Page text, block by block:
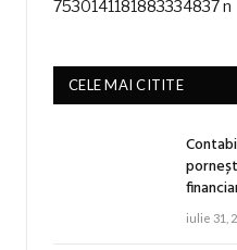
CELE MAI CITITE
iulie 31,